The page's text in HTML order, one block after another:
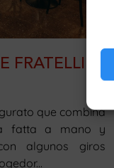
FRATELLI
que combina
fatta a mano y
algunos giros